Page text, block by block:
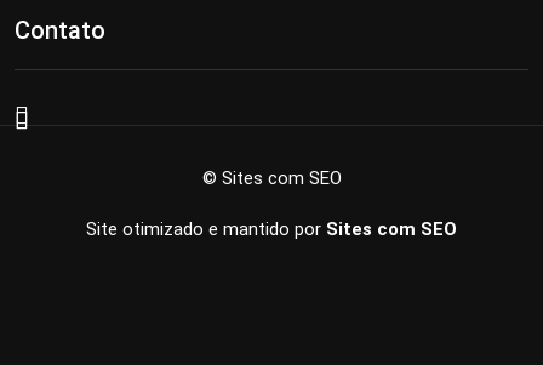
Contato
© Sites com SEO
Site otimizado e mantido por Sites com SEO